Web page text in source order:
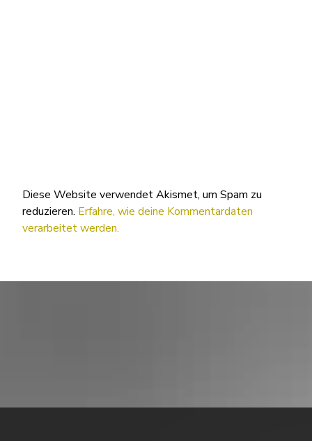
Diese Website verwendet Akismet, um Spam zu
reduzieren. Erfahre, wie deine Kommentardaten
verarbeitet werden.